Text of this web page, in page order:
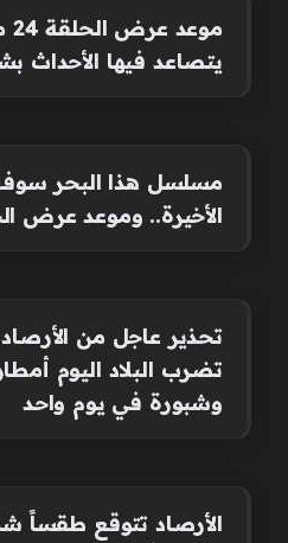
يتصاعد فيها الأحداث
الأخيرة.. وموعد عرض
تحذير عاجل من
تضرب البلاد اليوم
وشبورة في يوم واحد
الأرصاد تتوقع طقساً